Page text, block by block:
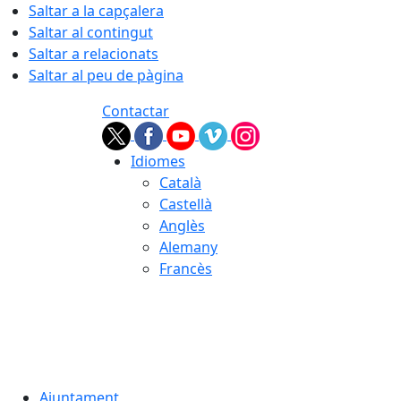
Saltar a la capçalera
Saltar al contingut
Saltar a relacionats
Saltar al peu de pàgina
Contactar
Idiomes
Català
Castellà
Anglès
Alemany
Francès